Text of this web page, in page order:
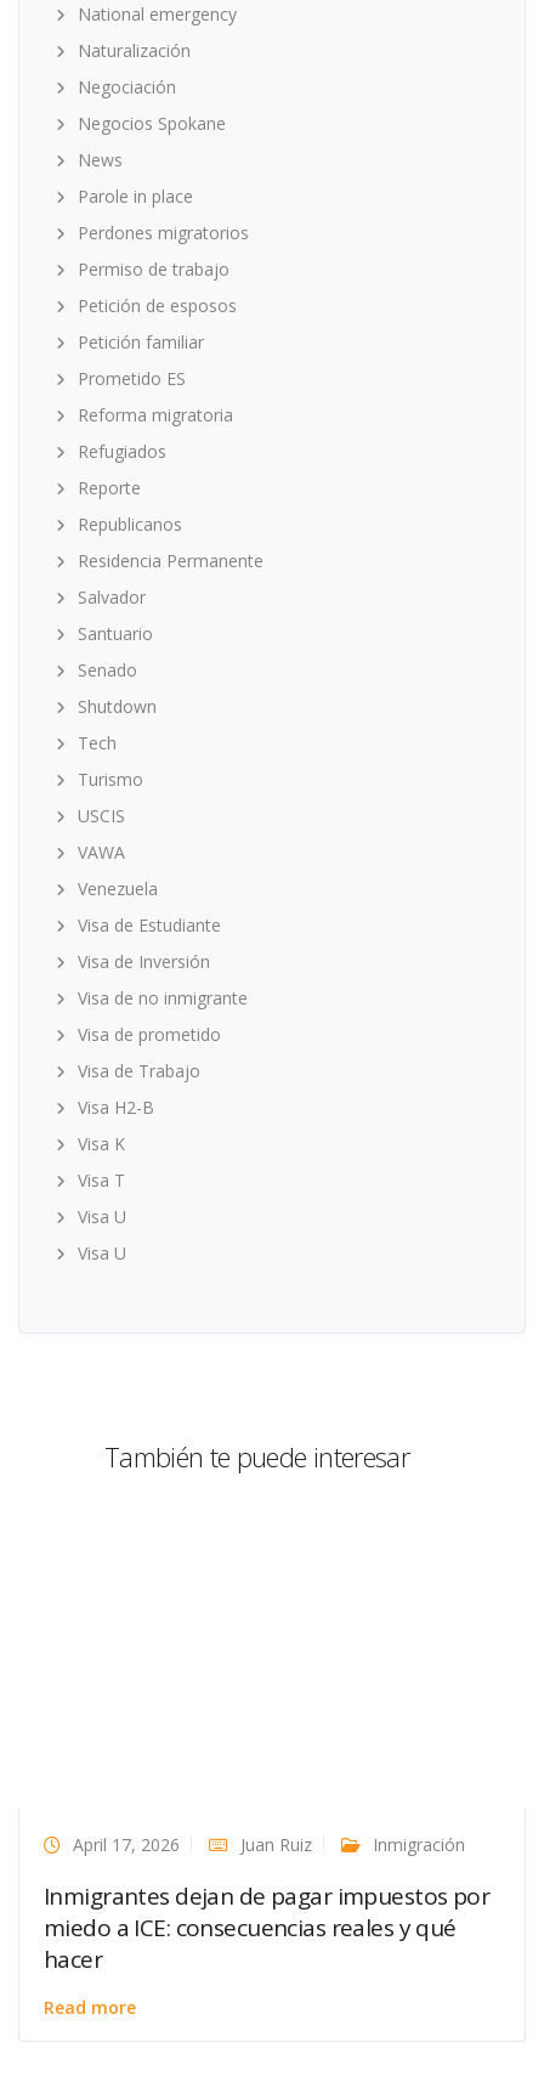
National emergency
Naturalización
Negociación
Negocios Spokane
News
Parole in place
Perdones migratorios
Permiso de trabajo
Petición de esposos
Petición familiar
Prometido ES
Reforma migratoria
Refugiados
Reporte
Republicanos
Residencia Permanente
Salvador
Santuario
Senado
Shutdown
Tech
Turismo
USCIS
VAWA
Venezuela
Visa de Estudiante
Visa de Inversión
Visa de no inmigrante
Visa de prometido
Visa de Trabajo
Visa H2-B
Visa K
Visa T
Visa U
Visa U
También te puede interesar
April 17, 2026 Juan Ruiz Inmigración
Inmigrantes dejan de pagar impuestos por
miedo a ICE: consecuencias reales y qué
hacer
Read more